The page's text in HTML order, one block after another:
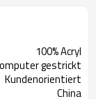
100% Acryl
gestrickt
Kundenorientiert
China